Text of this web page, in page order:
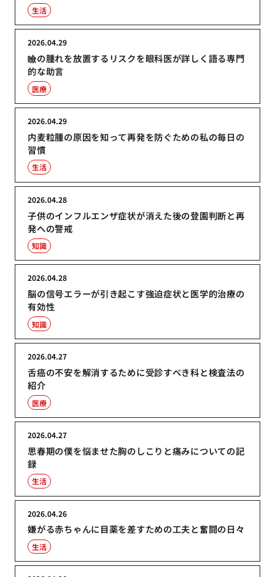
生活
瞼の腫れを放置するリスクを眼科医が詳しく語る専門
的な助言
2026.04.29
医療
内麦粒腫の原因を知って再発を防ぐための私の毎日の
習慣
2026.04.29
生活
子供のインフルエンザ症状が消えた後の登園判断と再
発への警戒
2026.04.28
知識
脳の信号エラーが引き起こす強迫症状と医学的治療の
有効性
2026.04.28
知識
舌癌の不安を解消するために受診すべき科と検査法の
紹介
2026.04.27
医療
思春期の僕を悩ませた胸のしこりと痛みについての記
録
2026.04.27
生活
嫌がる赤ちゃんに目薬を差すための工夫と奮闘の日々
2026.04.26
生活